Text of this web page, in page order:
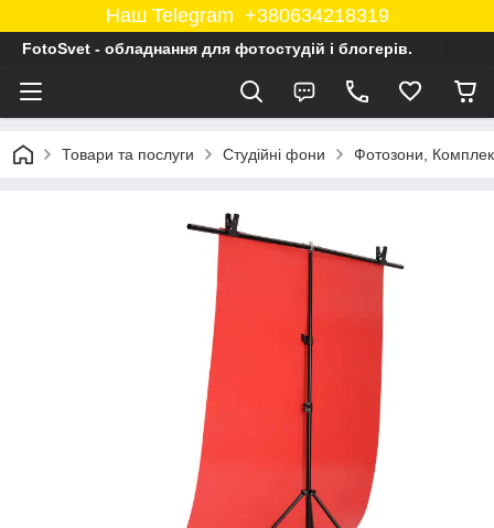
Наш Telegram +380634218319
FotoSvet - обладнання для фотостудій і блогерів.
Товари та послуги Студійні фони Фотозони,